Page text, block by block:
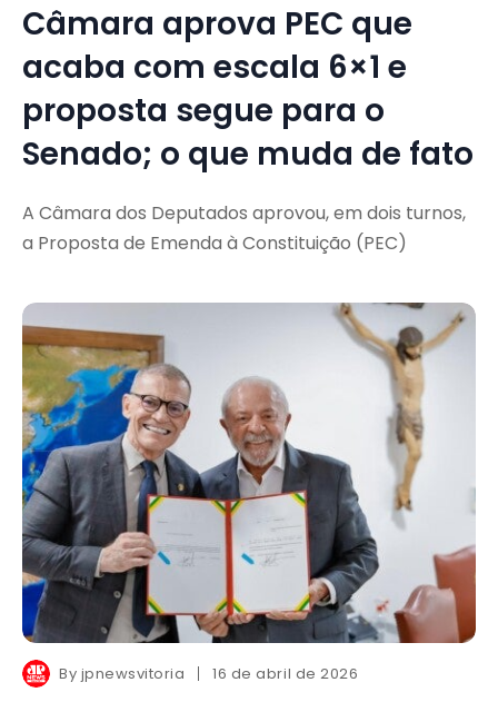
Câmara aprova PEC que
acaba com escala 6×1 e
proposta segue para o
Senado; o que muda de fato
A Câmara dos Deputados aprovou, em dois turnos,
a Proposta de Emenda à Constituição (PEC)
By jpnewsvitoria 16 de abril de 2026